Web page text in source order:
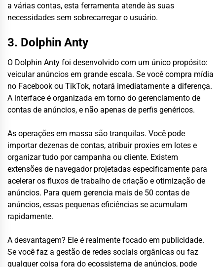
a várias contas, esta ferramenta atende às suas
necessidades sem sobrecarregar o usuário.
3. Dolphin Anty
O Dolphin Anty foi desenvolvido com um único propósito:
veicular anúncios em grande escala. Se você compra mídia
no Facebook ou TikTok, notará imediatamente a diferença.
A interface é organizada em torno do gerenciamento de
contas de anúncios, e não apenas de perfis genéricos.
As operações em massa são tranquilas. Você pode
importar dezenas de contas, atribuir proxies em lotes e
organizar tudo por campanha ou cliente. Existem
extensões de navegador projetadas especificamente para
acelerar os fluxos de trabalho de criação e otimização de
anúncios. Para quem gerencia mais de 50 contas de
anúncios, essas pequenas eficiências se acumulam
rapidamente.
A desvantagem? Ele é realmente focado em publicidade.
Se você faz a gestão de redes sociais orgânicas ou faz
qualquer coisa fora do ecossistema de anúncios, pode